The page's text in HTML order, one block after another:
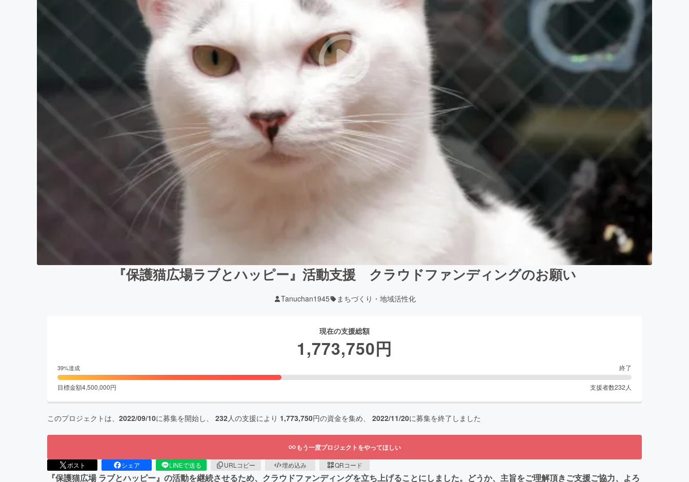
『保護猫広場ラブとハッピー』活動支援 クラウドファンディングのお願い
Tanuchan1945 まちづくり・地域活性化
現在の支援総額
1,773,750円
39%達成 終了
目標金額4,500,000円 支援者数232 人
このプロジェクトは、 2022/09/10に募集を開始し、 232人の支援により 1,773,750円の資金を集め、 2022/11/20に募集を終了しました
もう一度プロジェクトをやってほしい
ポスト シェア LINEで送る URLコピー 埋め込み QRコード
『保護猫広場 ラブとハッピー』の活動を継続させるため、クラウドファンディングを立ち上げることにしました。どうか、主旨をご理解頂きご支援ご協力、よろ